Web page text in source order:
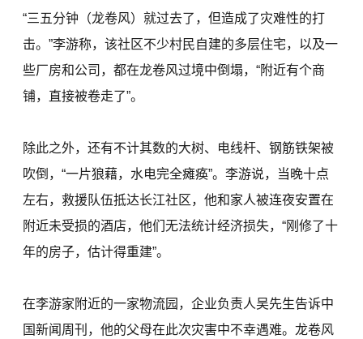
“三五分钟（龙卷风）就过去了，但造成了灾难性的打
击。”李游称，该社区不少村民自建的多层住宅，以及一
些厂房和公司，都在龙卷风过境中倒塌，“附近有个商
铺，直接被卷走了”。
除此之外，还有不计其数的大树、电线杆、钢筋铁架被
吹倒，“一片狼藉，水电完全瘫痪”。李游说，当晚十点
左右，救援队伍抵达长江社区，他和家人被连夜安置在
附近未受损的酒店，他们无法统计经济损失，“刚修了十
年的房子，估计得重建”。
在李游家附近的一家物流园，企业负责人吴先生告诉中
国新闻周刊，他的父母在此次灾害中不幸遇难。龙卷风